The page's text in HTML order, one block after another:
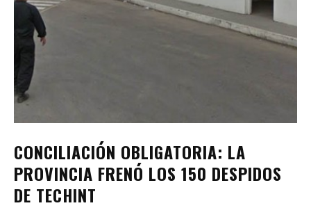
CONCILIACIÓN OBLIGATORIA: LA
PROVINCIA FRENÓ LOS 150 DESPIDOS
DE TECHINT